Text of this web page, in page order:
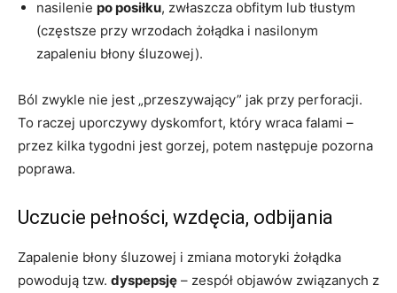
nasilenie po posiłku, zwłaszcza obfitym lub tłustym
(częstsze przy wrzodach żołądka i nasilonym
zapaleniu błony śluzowej).
Ból zwykle nie jest „przeszywający” jak przy perforacji.
To raczej uporczywy dyskomfort, który wraca falami –
przez kilka tygodni jest gorzej, potem następuje pozorna
poprawa.
Uczucie pełności, wzdęcia, odbijania
Zapalenie błony śluzowej i zmiana motoryki żołądka
powodują tzw. dyspepsję – zespół objawów związanych z